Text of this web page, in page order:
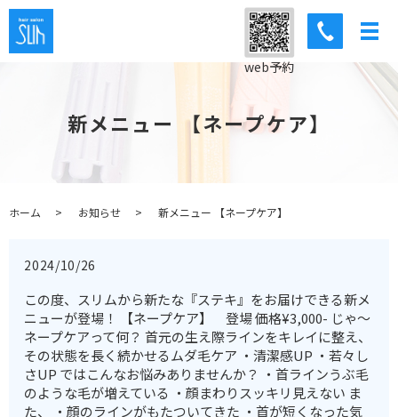
web予約
新メニュー 【ネープケア】
ホーム お知らせ 新メニュー 【ネープケア】
2024/10/26
この度、スリムから新たな『ステキ』をお届けできる新メ
ニューが登場！ 【ネープケア】 登場 価格¥3,000- じゃ〜
ネープケアって何？ 首元の生え際ラインをキレイに整え、
その状態を長く続かせるムダ毛ケア ・清潔感UP ・若々し
さUP ではこんなお悩みありませんか？ ・首ラインうぶ毛
のような毛が増えている ・顔まわりスッキリ見えない ま
た、 ・顔のラインがもたついてきた ・首が短くなった気